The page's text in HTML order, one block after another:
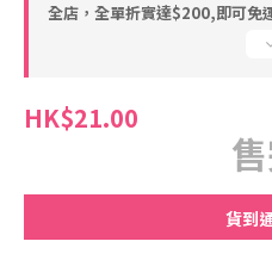
全店，全單折實達$200,即可免
HK$21.00
貨到